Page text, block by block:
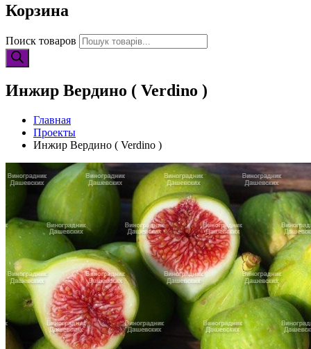
Корзина
Поиск товаров
Инжир Вердино ( Verdino )
Главная
Проекты
Инжир Вердино ( Verdino )